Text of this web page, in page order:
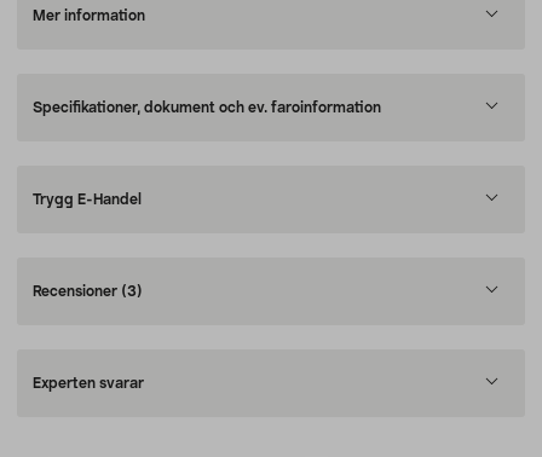
Mer information
Specifikationer, dokument och ev. faroinformation
Trygg E-Handel
Recensioner (3)
Experten svarar